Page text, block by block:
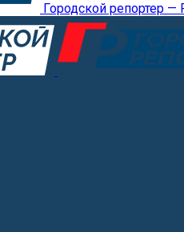
Городской репортер